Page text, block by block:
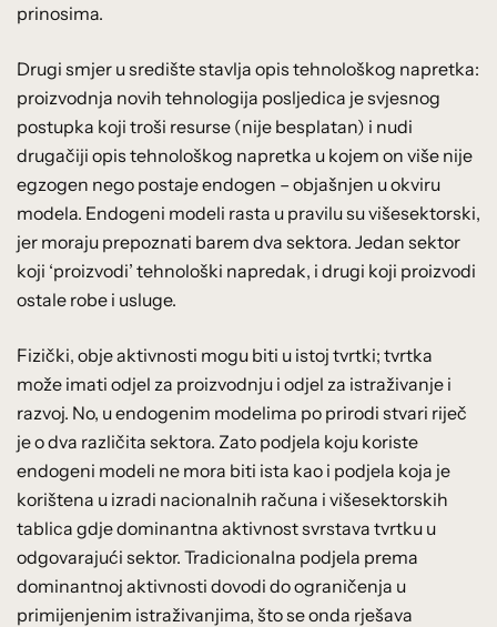
prinosima.
Drugi smjer u središte stavlja opis tehnološkog napretka:
proizvodnja novih tehnologija posljedica je svjesnog
postupka koji troši resurse (nije besplatan) i nudi
drugačiji opis tehnološkog napretka u kojem on više nije
egzogen nego postaje endogen – objašnjen u okviru
modela. Endogeni modeli rasta u pravilu su višesektorski,
jer moraju prepoznati barem dva sektora. Jedan sektor
koji ‘proizvodi’ tehnološki napredak, i drugi koji proizvodi
ostale robe i usluge.
Fizički, obje aktivnosti mogu biti u istoj tvrtki; tvrtka
može imati odjel za proizvodnju i odjel za istraživanje i
razvoj. No, u endogenim modelima po prirodi stvari riječ
je o dva različita sektora. Zato podjela koju koriste
endogeni modeli ne mora biti ista kao i podjela koja je
korištena u izradi nacionalnih računa i višesektorskih
tablica gdje dominantna aktivnost svrstava tvrtku u
odgovarajući sektor. Tradicionalna podjela prema
dominantnoj aktivnosti dovodi do ograničenja u
primijenjenim istraživanjima, što se onda rješava